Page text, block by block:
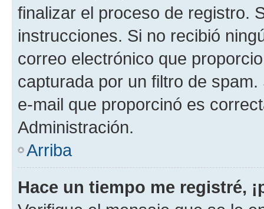
finalizar el proceso de registro.
instrucciones. Si no recibió
correo electrónico que
capturada por un filtro de
e-mail que proporcinó es
Administración.
Arriba
Hace un tiempo me registré,